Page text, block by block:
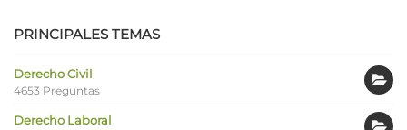
PRINCIPALES TEMAS
Derecho Civil
4653 Preguntas
Derecho Laboral